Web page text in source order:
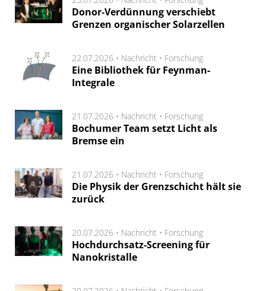
Donor‑Verdünnung verschiebt
Grenzen organischer Solarzellen
22.07.2026 • Nachricht • Forschung
Eine Bibliothek für Feynman-
Integrale
21.07.2026 • Nachricht • Forschung
Bochumer Team setzt Licht als
Bremse ein
21.07.2026 • Nachricht • Forschung
Die Physik der Grenzschicht hält sie
zurück
20.07.2026 • Nachricht • Forschung
Hochdurchsatz-Screening für
Nanokristalle